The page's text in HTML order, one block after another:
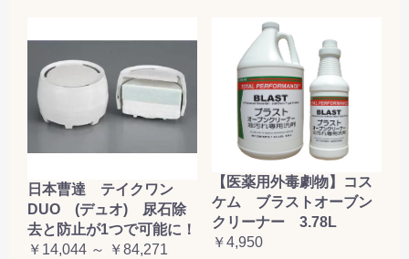
日本曹達 テイクワン
DUO (デュオ) 尿石除
去と防止が1つで可能に！
￥14,044 ～ ￥84,271
【医薬用外毒劇物】コス
ケム ブラストオーブン
クリーナー 3.78L
￥4,950